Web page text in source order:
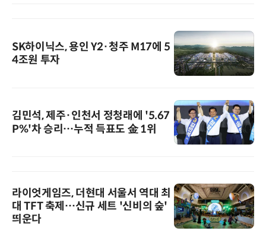
SK하이닉스, 용인 Y2·청주 M17에 5
4조원 투자
김민석, 제주·인천서 정청래에 '5.67
P%'차 승리…누적 득표도 金 1위
라이엇게임즈, 더현대 서울서 역대 최
대 TFT 축제…신규 세트 '신비의 숲'
띄운다